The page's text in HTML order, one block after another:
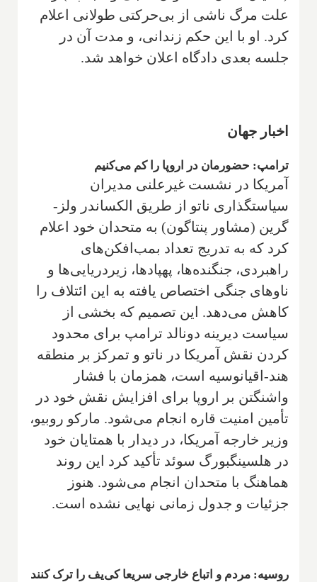
علت مرگ ناشی از بی‌حرکتی طولانی اعلام
کرد. او با این حکم زندانی، و مدت آن در
جلسه بعدی دادگاه اعلان خواهد شد.
اخبار جهان
ترامپ: حضورمان در اروپا را کم می‌کنیم
آمریکا در نشست غیرعلنی مدیران
سیاستگذاری ناتو از طریق الکساندر ولز-
گرین (مشاور پنتاگون) به متحدان خود اعلام
کرد که به تدریج تعداد بمب‌افکن‌های
راهبردی، جنگنده‌ها، پهپادها، زیردریایی‌ها و
ناوهای جنگی اختصاص یافته به این ائتلاف را
کاهش می‌دهد. این تصمیم که بخشی از
سیاست دیرینه دونالد ترامپ برای محدود
کردن نقش آمریکا در ناتو و تمرکز بر منطقه
هند-اقیانوسیه است، همزمان با فشار
واشنگتن بر اروپا برای افزایش نقش خود در
تأمین امنیت قاره انجام می‌شود. مارکو روبیو،
وزیر خارجه آمریکا، در دیدار با همتایان خود
در هلسینگبورگ سوئد تأکید کرد این روند
هماهنگ با متحدان انجام می‌شود. هنوز
جزئیات و جدول زمانی نهایی نشده است.
روسیه: مردم و اتباع خارجی سریعا کی‌یف را ترک کنند